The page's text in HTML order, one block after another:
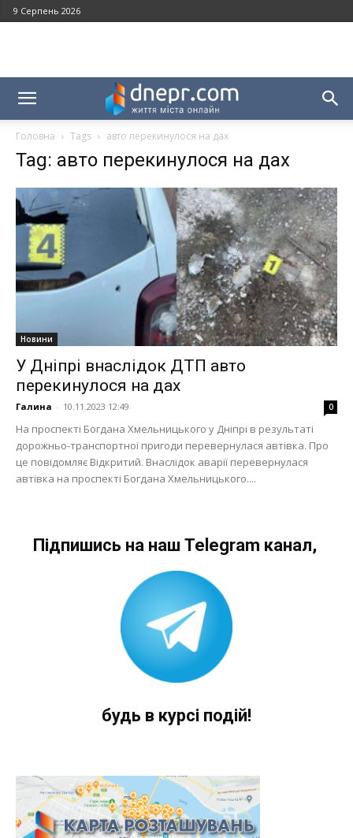
9 Серпень 2026
Головна Tags авто перекинулося на дах
Tag: авто перекинулося на дах
Новини
У Дніпрі внаслідок ДТП авто
перекинулося на дах
Галина - 10.11.2023 12:49 0
На проспекті Богдана Хмельницького у Дніпрі в результаті
дорожньо-транспортної пригоди перевернулася автівка. Про
це повідомляє Відкритий. Внаслідок аварії перевернулася
автівка на проспекті Богдана Хмельницького....
Підпишись на наш Telegram канал,
будь в курсі подій!